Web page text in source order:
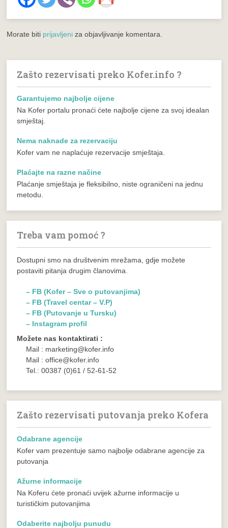
Morate biti prijavljeni za objavljivanje komentara.
Zašto rezervisati preko Kofer.info ?
Garantujemo najbolje cijene
Na Kofer portalu pronaći ćete najbolje cijene za svoj idealan
smještaj.
Nema naknade za rezervaciju
Kofer vam ne naplaćuje rezervacije smještaja.
Plaćajte na razne načine
Plaćanje smještaja je fleksibilno, niste ograničeni na jednu
metodu.
Treba vam pomoć ?
Dostupni smo na društvenim mrežama, gdje možete
postaviti pitanja drugim članovima.
– FB (Kofer – Sve o putovanjima)
– FB (Travel centar – V.P)
– FB (Putovanje u Tursku)
– Instagram profil
Možete nas kontaktirati :
Mail : marketing@kofer.info
Mail : office@kofer.info
Tel.: 00387 (0)61 / 52-61-52
Zašto rezervisati putovanja preko Kofera
Odabrane agencije
Kofer vam prezentuje samo najbolje odabrane agencije za
putovanja
Ažurne informacije
Na Koferu ćete pronaći uvijek ažurne informacije u
turističkim putovanjima
Odaberite najbolju punudu